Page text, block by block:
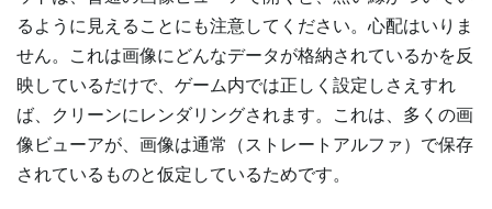
るように見えることにも注意してください。心配はいりま
せん。これは画像にどんなデータが格納されているかを反
映しているだけで、ゲーム内では正しく設定しさえすれ
ば、クリーンにレンダリングされます。これは、多くの画
像ビューアが、画像は通常（ストレートアルファ）で保存
されているものと仮定しているためです。